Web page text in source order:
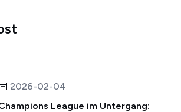
2026-02-04
League im Untergang: